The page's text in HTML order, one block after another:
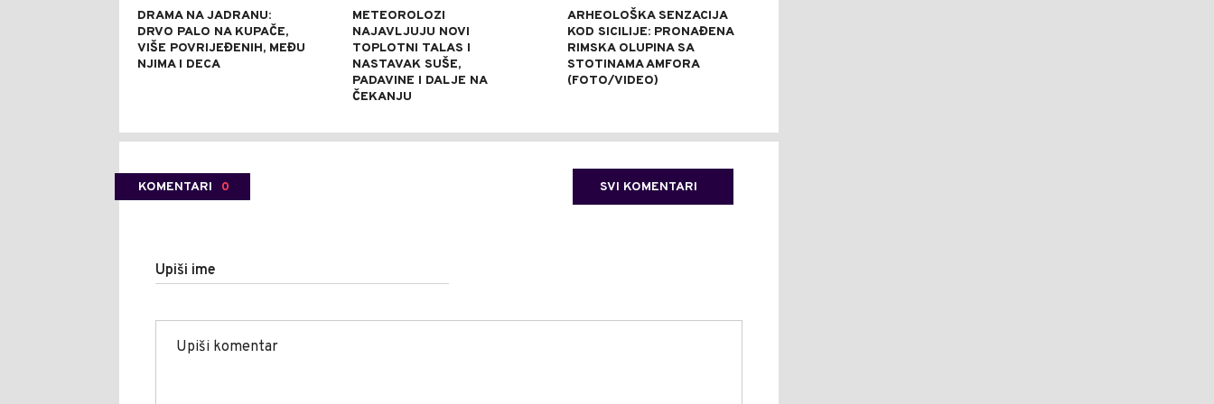
DRAMA NA JADRANU:
DRVO PALO NA KUPAČE,
VIŠE POVRIJEĐENIH, MEĐU
NJIMA I DECA
METEOROLOZI
NAJAVLJUJU NOVI
TOPLOTNI TALAS I
NASTAVAK SUŠE,
PADAVINE I DALJE NA
ČEKANJU
ARHEOLOŠKA SENZACIJA
KOD SICILIJE: PRONAĐENA
RIMSKA OLUPINA SA
STOTINAMA AMFORA
(FOTO/VIDEO)
KOMENTARI 0 SVI KOMENTARI
Upiši ime